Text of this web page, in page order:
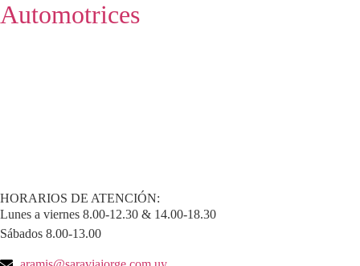
Automotrices
HORARIOS DE ATENCIÓN:
Lunes a viernes 8.00-12.30 & 14.00-18.30
Sábados 8.00-13.00